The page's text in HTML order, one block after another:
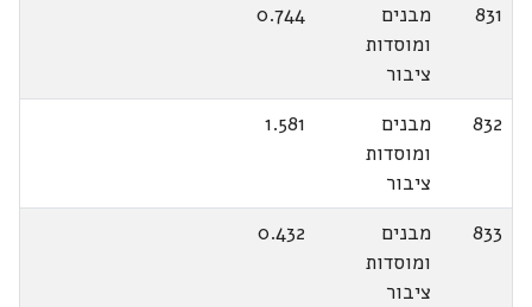
831
מבנים
ומוסדות
ציבור
0.744
832
מבנים
ומוסדות
ציבור
1.581
833
מבנים
ומוסדות
ציבור
0.432